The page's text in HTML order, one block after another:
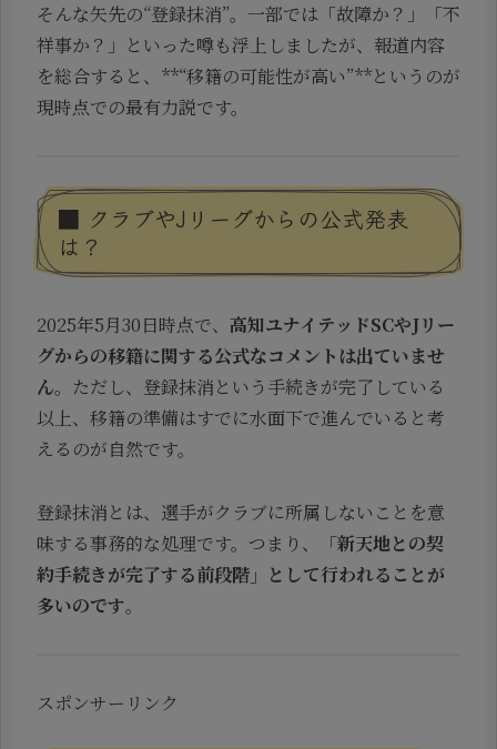
そんな矢先の“登録抹消”。一部では「故障か？」「不
祥事か？」といった噂も浮上しましたが、報道内容
を総合すると、**“移籍の可能性が高い”**というのが
現時点での最有力説です。
■ クラブやJリーグからの公式発表
は？
2025年5月30日時点で、 高知ユナイテッドSCやJリー
グからの移籍に関する公式なコメントは出ていませ
ん。ただし、登録抹消という手続きが完了している
以上、移籍の準備はすでに水面下で進んでいると考
えるのが自然です。
登録抹消とは、選手がクラブに所属しないことを意
味する事務的な処理です。つまり、
「新天地との契
約手続きが完了する前段階」として行われることが
多いのです。
スポンサーリンク